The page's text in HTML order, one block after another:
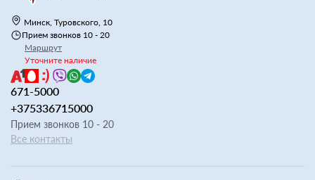
Минск, Туровского, 10
Прием звонков 10 - 20
Маршрут
Уточните наличие
671-5000
+375336715000
Прием звонков 10 - 20
Все контакты